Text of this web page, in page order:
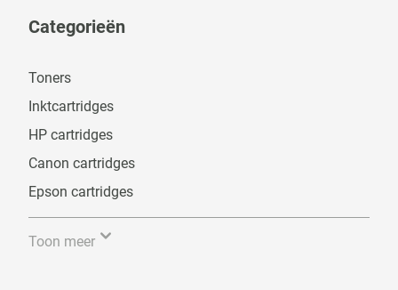
Categorieën
Toners
Inktcartridges
HP cartridges
Canon cartridges
Epson cartridges
Toon meer